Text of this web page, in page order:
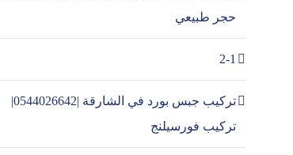
حجر طبيعي
2-1
تركيب جبس بورد في الشارقة |0544026642|
تركيب فورسيلنج